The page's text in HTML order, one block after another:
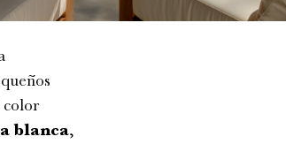
color
blanca,